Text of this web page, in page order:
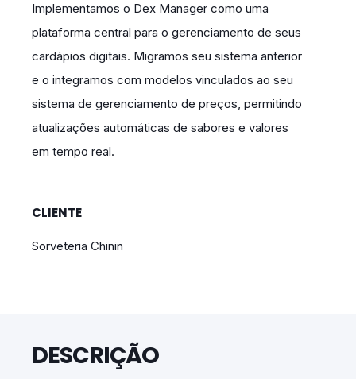
Implementamos o Dex Manager como uma
plataforma central para o gerenciamento de seus
cardápios digitais. Migramos seu sistema anterior
e o integramos com modelos vinculados ao seu
sistema de gerenciamento de preços, permitindo
atualizações automáticas de sabores e valores
em tempo real.
CLIENTE
Sorveteria Chinin
DESCRIÇÃO